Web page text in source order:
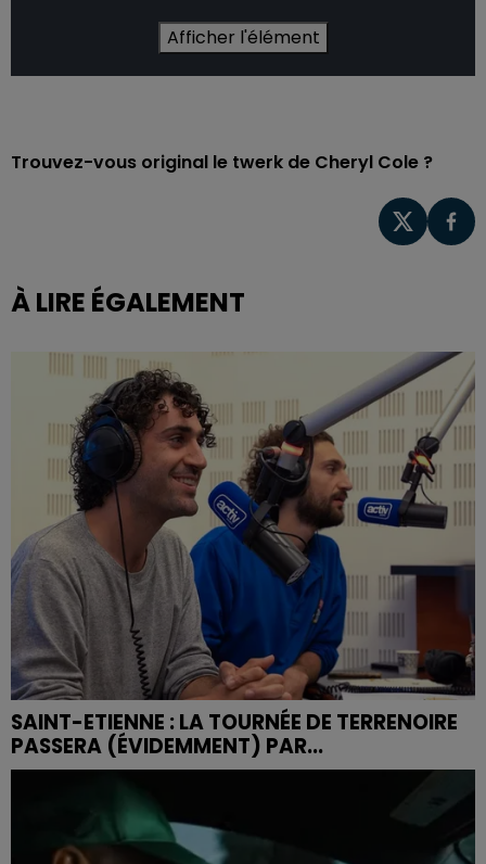
Afficher l'élément
Trouvez-vous original le twerk de Cheryl Cole ?
À LIRE ÉGALEMENT
SAINT-ETIENNE : LA TOURNÉE DE TERRENOIRE
PASSERA (ÉVIDEMMENT) PAR...